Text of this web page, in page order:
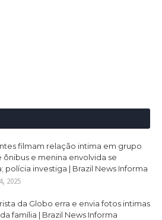
filmam relação intima em grupo
e menina envolvida se
polícia investiga | Brazil News Informa
2025
da Globo erra e envia fotos intimas
família | Brazil News Informa